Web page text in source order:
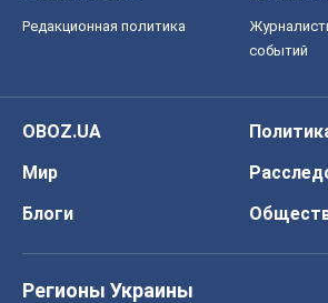
Редакционная политика
событий
OBOZ.UA
Мир
Блоги
Регионы Украины